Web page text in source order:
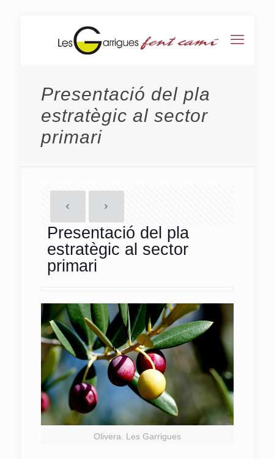
Presentació del pla
estratègic al sector
primari
Presentació del pla
estratègic al sector
primari
Olivera. Les Garrigues